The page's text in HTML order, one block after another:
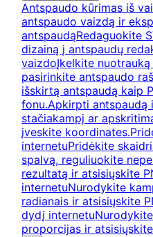
Antspaudo kūrimas iš
antspaudo vaizdą ir
antspaudąRedaguokite
dizainą į antspaudų
vaizdoĮkelkite
pasirinkite antspaudo
išskirtą antspaudą kaip
fonu.Apkirpti antspaudą
stačiakampį ar
įveskite koordinates.
internetuPridėkite
spalvą, reguliuokite
rezultatą ir atsisiųskite
internetuNurodykite
radianais ir atsisiųskite
dydį internetu
proporcijas ir atsisiųskite